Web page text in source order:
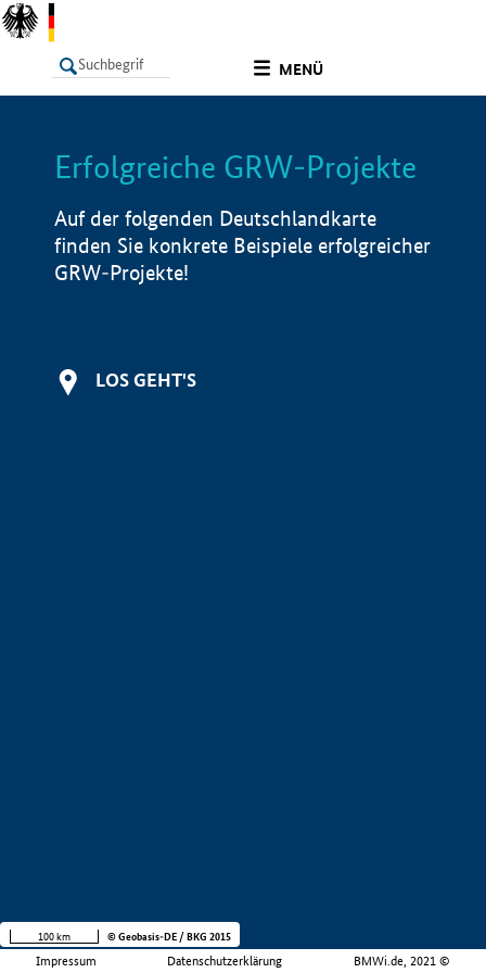
MENÜ
LISTE Info
Erfolgreiche GRW-Projekte
Auf der folgenden Deutschlandkarte
finden Sie konkrete Beispiele erfolgreicher
GRW-Projekte!
LOS GEHT'S
Impressum Datenschutzerklärung BMWi.de, 2021 ©
100 km © Geobasis-DE / BKG 2015